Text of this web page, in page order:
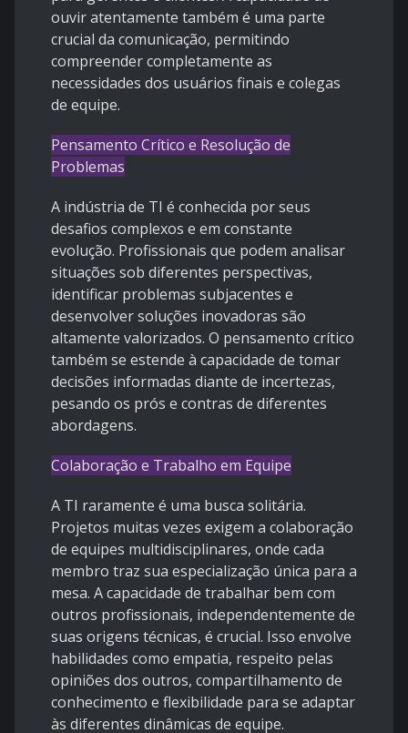
ouvir atentamente também é uma parte
crucial da comunicação, permitindo
compreender completamente as
necessidades dos usuários finais e colegas
de equipe.
Pensamento Crítico e Resolução de
Problemas
A indústria de TI é conhecida por seus
desafios complexos e em constante
evolução. Profissionais que podem analisar
situações sob diferentes perspectivas,
identificar problemas subjacentes e
desenvolver soluções inovadoras são
altamente valorizados. O pensamento crítico
também se estende à capacidade de tomar
decisões informadas diante de incertezas,
pesando os prós e contras de diferentes
abordagens.
Colaboração e Trabalho em Equipe
A TI raramente é uma busca solitária.
Projetos muitas vezes exigem a colaboração
de equipes multidisciplinares, onde cada
membro traz sua especialização única para a
mesa. A capacidade de trabalhar bem com
outros profissionais, independentemente de
suas origens técnicas, é crucial. Isso envolve
habilidades como empatia, respeito pelas
opiniões dos outros, compartilhamento de
conhecimento e flexibilidade para se adaptar
às diferentes dinâmicas de equipe.